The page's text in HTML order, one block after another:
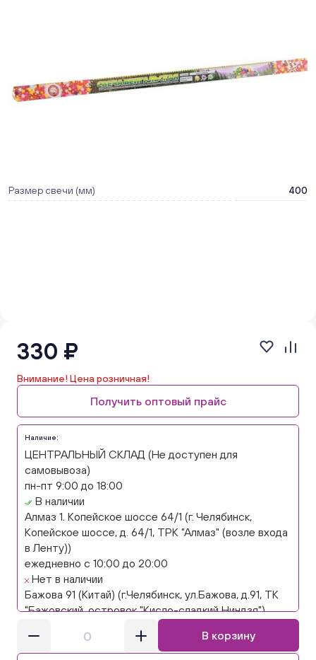
Размер свечи (мм) 400
330 ₽
Внимание! Цена розничная!
Получить оптовый прайс
Наличие:
ЦЕНТРАЛЬНЫЙ СКЛАД (Не доступен для
самовывоза)
пн-пт 9:00 до 18:00
В наличии
Алмаз 1. Копейское шоссе 64/1 (г. Челябинск,
Копейское шоссе, д. 64/1, ТРК "Алмаз" (возле входа
в Ленту))
ежедневно с 10:00 до 20:00
Нет в наличии
Бажова 91 (Китай) (г.Челябинск, ул.Бажова, д.91, ТК
"Бажовский, островок "Кисло-сладкий Ниндзя")
ежедневно с 10:00 до 20:00
Нет в наличии
Бажова 91 Цветы (г. Челябинск, ул.Бажова, д91/1 (на
В корзину